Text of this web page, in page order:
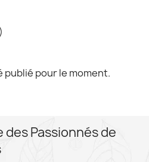
publié pour le moment.
Passionnés de